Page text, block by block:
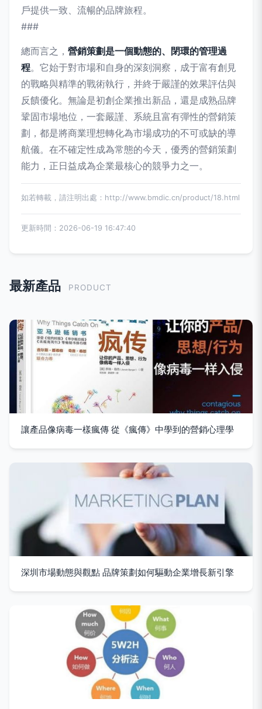
戶提供一致、流暢的品牌旅程。
###
總而言之， 營銷策劃是一個動態的、閉環的管理過
程。它始于對市場和自身的深刻洞察，成于富有創見
的戰略與精準的戰術執行，并終于嚴謹的效果評估與
反饋優化。無論是初創企業推出新品，還是成熟品牌
鞏固市場地位，一套嚴謹、系統且富有彈性的營銷策
劃，都是將商業理想轉化為市場成功的不可或缺的導
航儀。在不確定性成為常態的今天，優秀的營銷策劃
能力，正日益成為企業最核心的競爭力之一。
如若轉載，請注明出處：http://www.bmdic.cn/product/18.html
更新時間：2026-06-19 16:47:40
最新產品 PRODUCT
讓產品像病毒一樣瘋傳 從《瘋傳》中學到的營銷心理學
深圳市場動態與觀點 品牌策劃如何驅動企業增長新引擎